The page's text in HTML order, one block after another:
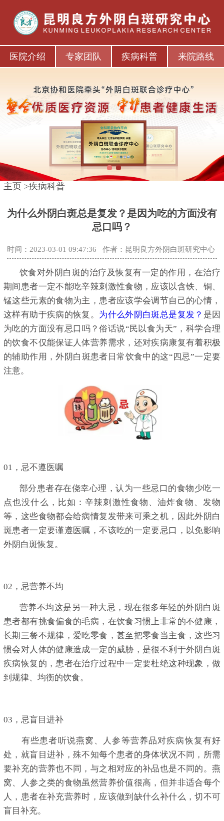
医院介绍 专家团队 疾病科普 来院路线
主页 >疾病科普
为什么外阴白斑总是复发？是因为吃的方面没有
忌口吗？
时间：2023-03-01 09:47:36 作者：昆明良方外阴白斑研究中心
饮食对外阴白斑的治疗及恢复有一定的作用，在治疗
期间患者一定不能吃辛辣刺激性食物，应该以含铁、铜、
锰这些元素的食物为主，患者应该学会调节自己的心情，
这样有助于疾病的恢复。 为什么外阴白斑总是复发？ 是因
为吃的方面没有忌口吗？俗话说“民以食为天”，科学合理
的饮食不仅能保证人体营养需求，还对疾病康复有着积极
的辅助作用，外阴白斑患者日常饮食中的这“四忌”一定要
注意。
01，忌不遵医嘱
部分患者存在侥幸心理，认为一些忌口的食物少吃一
点也没什么，比如：辛辣刺激性食物、油炸食物、发物
等，这些食物都会给病情复发带来可乘之机，因此外阴白
斑患者一定要谨遵医嘱，不该吃的一定要忌口，以免影响
外阴白斑恢复。
02，忌营养不均
营养不均这是另一种大忌，现在很多年轻的外阴白斑
患者都有挑食偏食的毛病，在饮食习惯上非常的不健康，
长期三餐不规律，爱吃零食，甚至把零食当主食，这些习
惯会对人体的健康造成一定的威胁，是很不利于外阴白斑
疾病恢复的，患者在治疗过程中一定要杜绝这种现象，做
到规律、均衡的饮食。
03，忌盲目进补
有些患者听说燕窝、人参等营养品对疾病恢复有好
处，就盲目进补，殊不知每个患者的身体状况不同，所需
要补充的营养也不同，与之相对应的补品也是不同的。燕
窝、人参之类的食物虽然营养价值很高，但并非适合每个
人，患者在补充营养时，应该做到缺什么补什么，切不可
盲目补充。